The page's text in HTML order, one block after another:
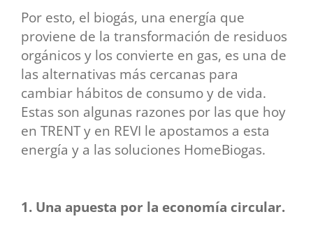
Por esto, el biogás, una energía que
proviene de la transformación de residuos
orgánicos y los convierte en gas, es una de
las alternativas más cercanas para
cambiar hábitos de consumo y de vida.
Estas son algunas razones por las que hoy
en TRENT y en REVI le apostamos a esta
energía y a las soluciones HomeBiogas.
1. Una apuesta por la economía circular.